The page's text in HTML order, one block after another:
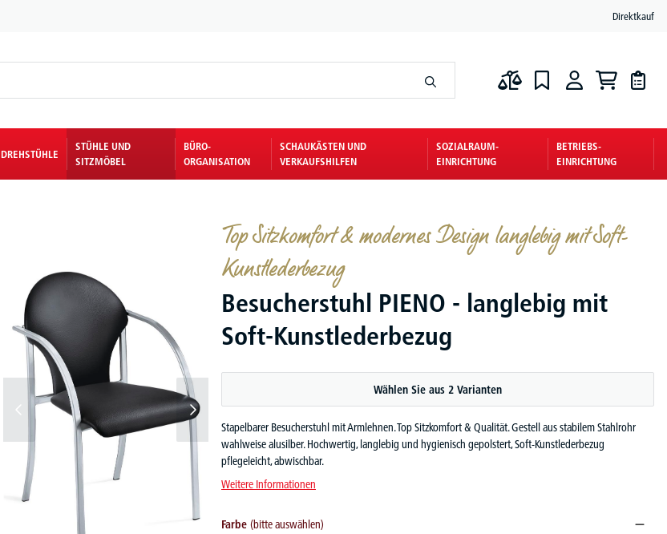
Direktkauf
DREHSTÜHLE
STÜHLE UND
SITZMÖBEL
BÜRO-
ORGANISATION
SCHAUKÄSTEN UND
VERKAUFSHILFEN
SOZIALRAUM-
EINRICHTUNG
BETRIEBS-
EINRICHTUNG
Top Sitzkomfort & modernes Design langlebig mit Soft-
Kunstlederbezug
Besucherstuhl PIENO - langlebig mit
Soft-Kunstlederbezug
Wählen Sie aus 2 Varianten
Stapelbarer Besucherstuhl mit Armlehnen. Top Sitzkomfort & Qualität. Gestell aus stabilem Stahlrohr
wahlweise alusilber. Hochwertig, langlebig und hygienisch gepolstert, Soft-Kunstlederbezug
pflegeleicht, abwischbar.
Weitere Informationen
Farbe (bitte auswählen)